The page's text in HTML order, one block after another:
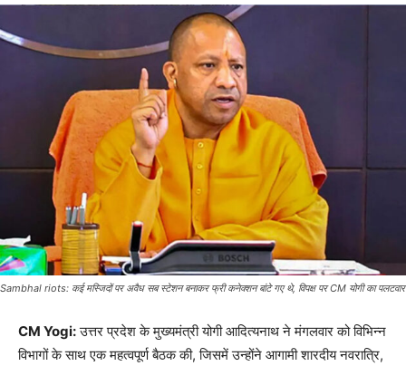
Sambhal riots: कई मस्जिदों पर अवैध सब स्टेशन बनाकर फ्री कनेक्शन बांटे गए थे, विपक्ष पर CM योगी का पलटवार
CM Yogi:उत्तर प्रदेश के मुख्यमंत्री योगी आदित्यनाथ ने मंगलवार को विभिन्न
विभागों के साथ एक महत्वपूर्ण बैठक की, जिसमें उन्होंने आगामी शारदीय नवरात्रि,